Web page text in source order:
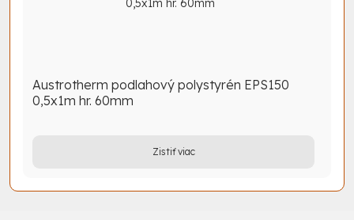
Austrotherm podlahový polystyrén EPS150
0,5x1m hr. 60mm
Zistiť viac